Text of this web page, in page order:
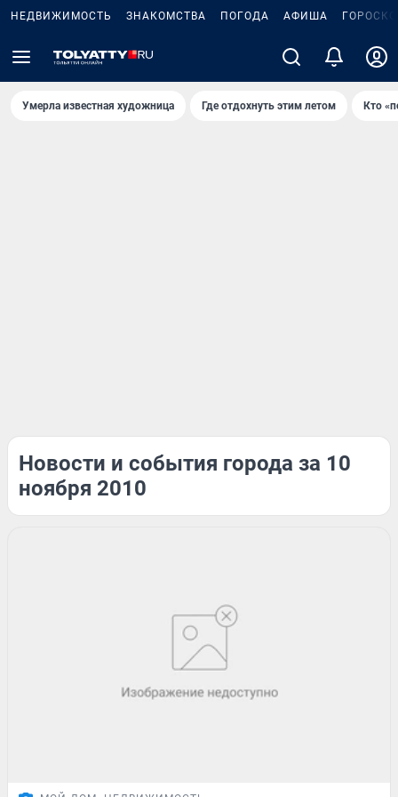
НЕДВИЖИМОСТЬ ЗНАКОМСТВА ПОГОДА АФИША
Умерла известная художница Где отдохнуть этим летом Кто
Новости и события города за 10
ноября 2010